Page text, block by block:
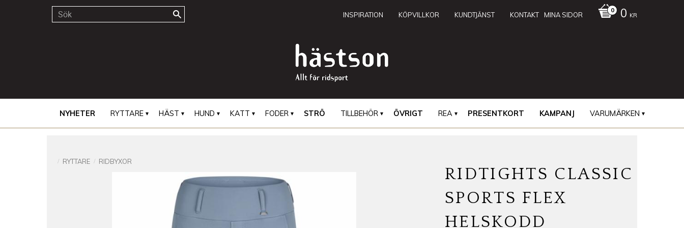
MINA SIDOR
KONTAKT
KUNDTJÄNST
KÖPVILLKOR
INSPIRATION 0 KR
NYHETER RYTTARE HÄST HUND KATT FODER STRÖ TILLBEHÖR ÖVRIGT REA PRESENTKORT KAMPANJ VARUMÄRKEN
RYTTARE RIDBYXOR
RIDTIGHTS CLASSIC
SPORTS FLEX
HELSKODD